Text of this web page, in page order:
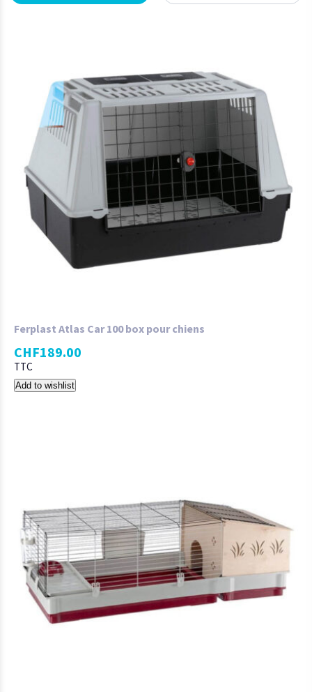
Ferplast Atlas Car 100 box pour chiens
CHF189.00
TTC
Add to wishlist